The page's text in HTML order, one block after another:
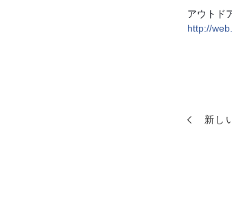
アウトド
http://
新し